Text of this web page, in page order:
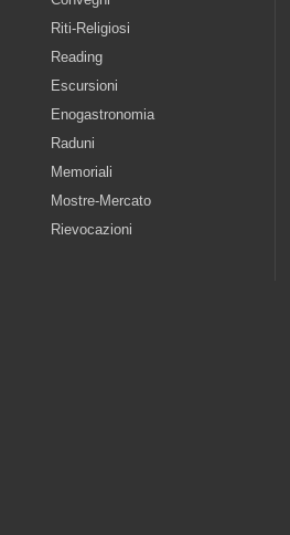
Riti-Religiosi
Reading
Escursioni
Enogastronomia
Raduni
Memoriali
Mostre-Mercato
Rievocazioni